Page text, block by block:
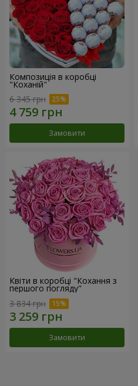
Композиція в коробці
"Коханій"
6 345 грн
Замовити
Квіти в коробці "Кохання з
першого погляду"
3 834 грн
Замовити